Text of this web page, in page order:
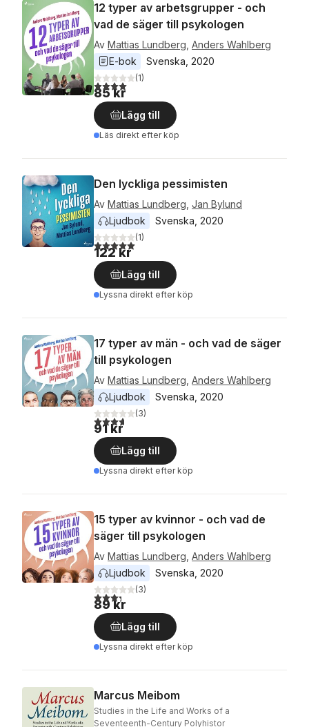
12 typer av arbetsgrupper - och
vad de säger till psykologen
Av Mattias Lundberg Anders Wahlberg
E-bok
Svenska 2020
4,0utav 5 stjärnor. Totalt antal röster:
(1)
85 kr
Lägg till
Läs direkt efter köp
Den lyckliga pessimisten
Av Mattias Lundberg Jan Bylund
Ljudbok
Svenska 2020
5,0utav 5 stjärnor. Totalt antal röster:
(1)
122 kr
Lägg till
Lyssna direkt efter köp
17 typer av män - och vad de säger
till psykologen
Av Mattias Lundberg Anders Wahlberg
Ljudbok
Svenska 2020
3,7utav 5 stjärnor. Totalt antal röster:
(3)
91 kr
Lägg till
Lyssna direkt efter köp
15 typer av kvinnor - och vad de
säger till psykologen
Av Mattias Lundberg Anders Wahlberg
Ljudbok
Svenska 2020
3,3utav 5 stjärnor. Totalt antal röster:
(3)
89 kr
Lägg till
Lyssna direkt efter köp
Marcus Meibom
Studies in the Life and Works of a
Seventeenth-Century Polyhistor